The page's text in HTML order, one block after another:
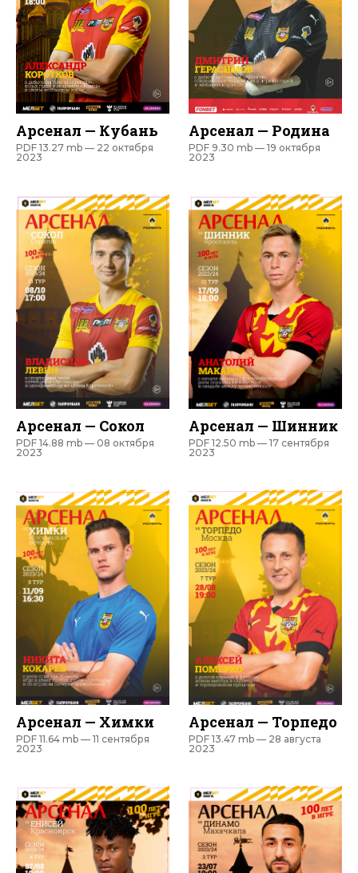
Арсенал — Кубань
PDF 13.27 mb — 22 октября
2023
Арсенал — Родина
PDF 9.30 mb —19 октября
2023
Арсенал — Сокол
PDF 14.88 mb — 08 октября
2023
Арсенал — Шинник
PDF 12.50 mb —17 сентября
2023
Арсенал — Химки
PDF 11.64 mb — 11 сентября
2023
Арсенал — Торпедо
PDF 13.47 mb — 28 августа
2023